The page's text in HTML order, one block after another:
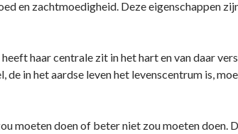
en zachtmoedigheid. Deze eigenschappen
haar centrale zit in het hart en van daar
de in het aardse leven het levenscentrum is,
moeten doen of beter niet zou moeten